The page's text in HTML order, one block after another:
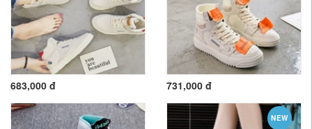
683,000 đ 731,000 đ
NEW